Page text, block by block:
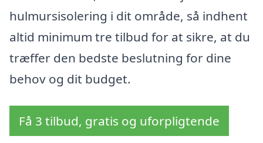
hulmursisolering i dit område, så indhent
altid minimum tre tilbud for at sikre, at du
træffer den bedste beslutning for dine
behov og dit budget.
Få 3 tilbud, gratis og uforpligtende